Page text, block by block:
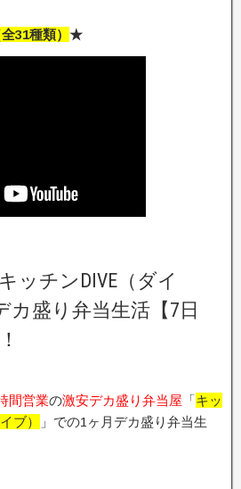
31種類） ★
ッチンDIVE（ダイ
カ盛り弁当生活【7日
間営業の激安デカ盛り弁当屋 「キッ
ブ）
」での1ヶ月デカ盛り弁当生